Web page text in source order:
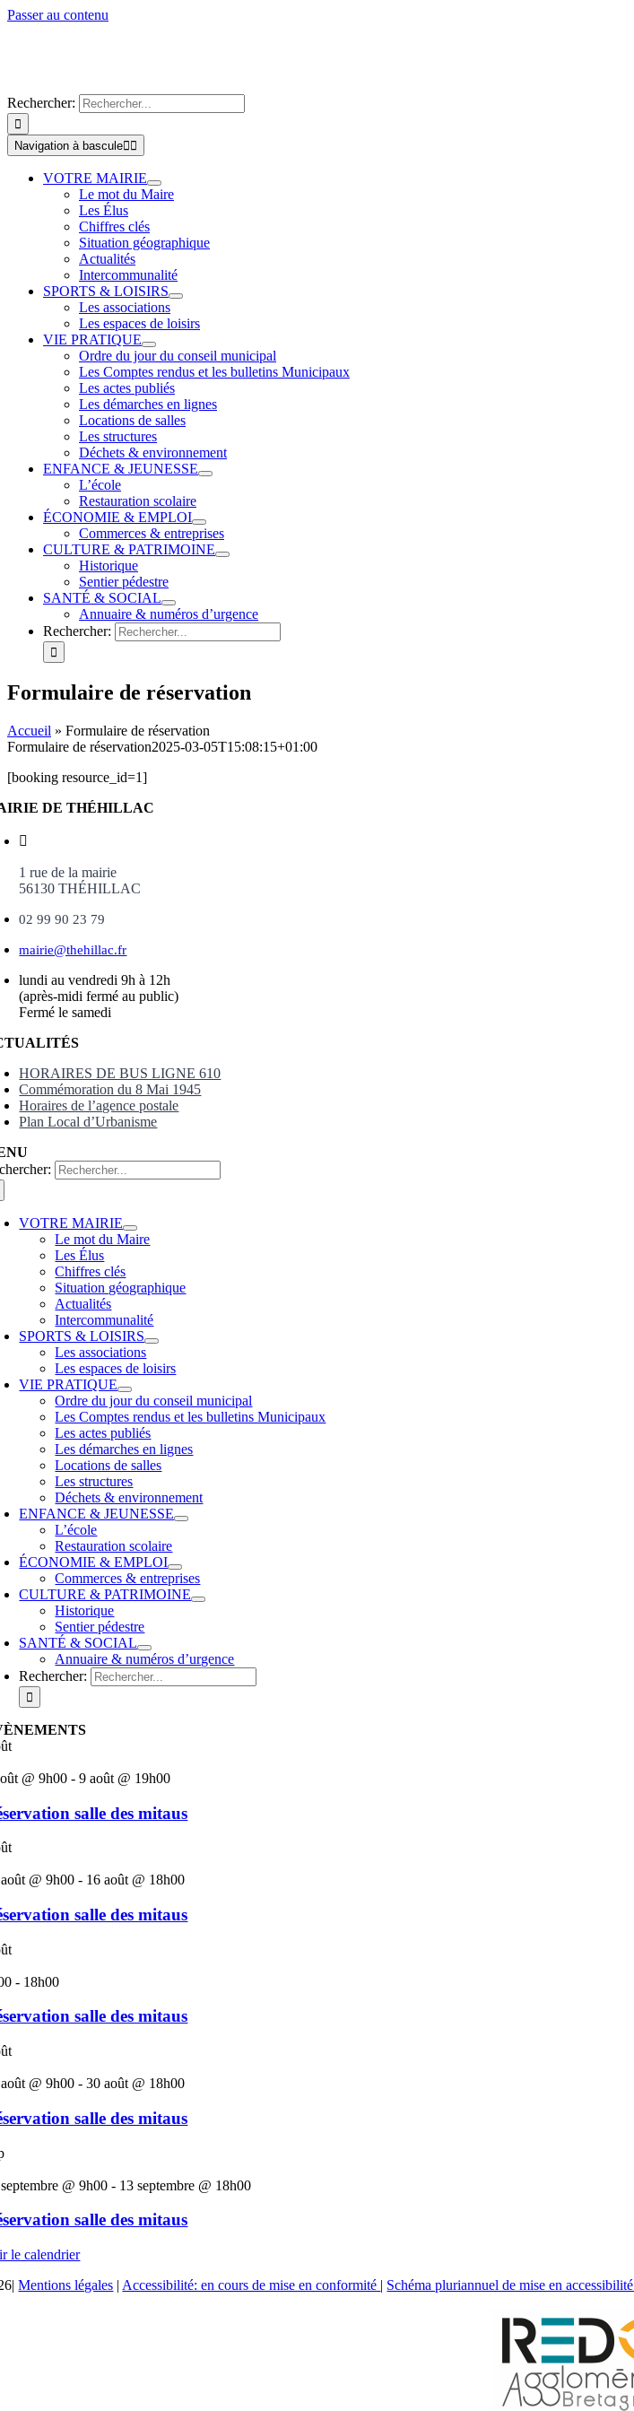
Passer au contenu
Rechercher:
Navigation à bascule
VOTRE MAIRIE
Le mot du Maire
Les Élus
Chiffres clés
Situation géographique
Actualités
Intercommunalité
SPORTS & LOISIRS
Les associations
Les espaces de loisirs
VIE PRATIQUE
Ordre du jour du conseil municipal
Les Comptes rendus et les bulletins Municipaux
Les actes publiés
Les démarches en lignes
Locations de salles
Les structures
Déchets & environnement
ENFANCE & JEUNESSE
L’école
Restauration scolaire
ÉCONOMIE & EMPLOI
Commerces & entreprises
CULTURE & PATRIMOINE
Historique
Sentier pédestre
SANTÉ & SOCIAL
Annuaire & numéros d’urgence
Rechercher:
Formulaire de réservation
Accueil » Formulaire de réservation
Formulaire de réservation2025-03-05T15:08:15+01:00
[booking resource_id=1]
DE THÉHILLAC
1 rue de la mairie
56130 THÉHILLAC
02 99 90 23 79
mairie@thehillac.fr
lundi au vendredi 9h à 12h
(après-midi fermé au public)
Fermé le samedi
HORAIRES DE BUS LIGNE 610
Commémoration du 8 Mai 1945
Horaires de l’agence postale
Plan Local d’Urbanisme
VOTRE MAIRIE
Le mot du Maire
Les Élus
Chiffres clés
Situation géographique
Actualités
Intercommunalité
SPORTS & LOISIRS
Les associations
Les espaces de loisirs
VIE PRATIQUE
Ordre du jour du conseil municipal
Les Comptes rendus et les bulletins Municipaux
Les actes publiés
Les démarches en lignes
Locations de salles
Les structures
Déchets & environnement
ENFANCE & JEUNESSE
L’école
Restauration scolaire
ÉCONOMIE & EMPLOI
Commerces & entreprises
CULTURE & PATRIMOINE
Historique
Sentier pédestre
SANTÉ & SOCIAL
Annuaire & numéros d’urgence
Rechercher:
@ 9h00 -9 août @ 19h00
salle des mitaus
@ 9h00 - 16 août @ 18h00
salle des mitaus
- 18h00
salle des mitaus
@ 9h00 -30 août @ 18h00
salle des mitaus
@ 9h00 - 13 septembre @ 18h00
salle des mitaus
le calendrier
Mentions légales | Accessibilité: en cours de mise en conformité | Schéma pluriannuel de mise en accessibilité